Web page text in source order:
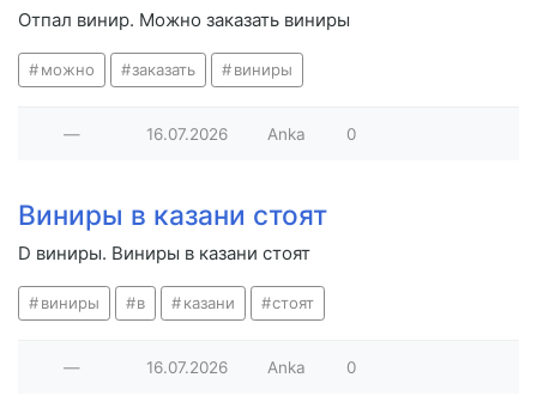
Отпал винир. Можно заказать виниры
можно заказать виниры
— 16.07.2026 Anka 0
Виниры в казани стоят
D виниры. Виниры в казани стоят
виниры в казани стоят
— 16.07.2026 Anka 0